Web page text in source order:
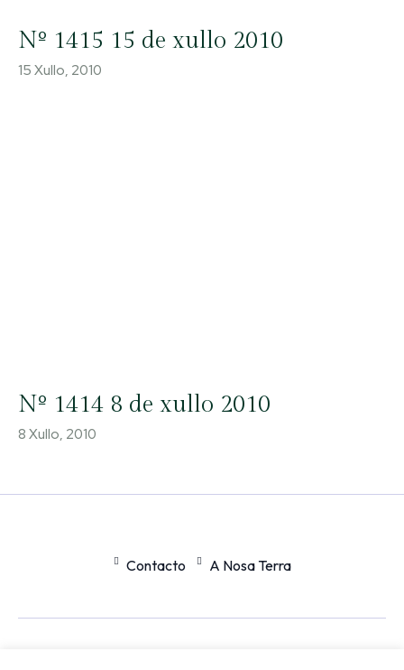
Nº 1415 15 de xullo 2010
15 Xullo, 2010
Nº 1414 8 de xullo 2010
8 Xullo, 2010
Contacto A Nosa Terra